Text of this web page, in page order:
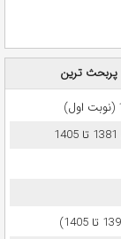
پربحث ترین